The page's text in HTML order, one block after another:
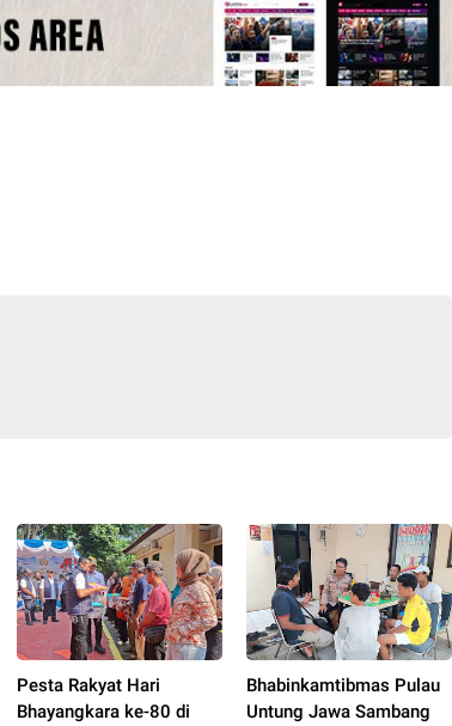
Pesta Rakyat Hari
Bhayangkara ke-80 di
Bhabinkamtibmas Pulau
Untung Jawa Sambang